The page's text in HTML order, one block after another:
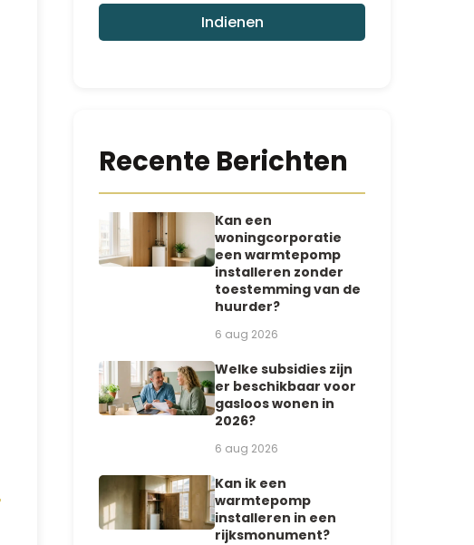
Indienen
Recente Berichten
Kan een
woningcorporatie
een warmtepomp
installeren zonder
toestemming van de
huurder?
6 aug 2026
Welke subsidies zijn
er beschikbaar voor
gasloos wonen in
2026?
6 aug 2026
Kan ik een
warmtepomp
installeren in een
rijksmonument?